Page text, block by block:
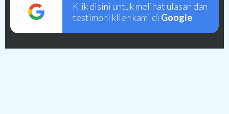
Klik disini untuk melihat ulasan dan
testimoni klien kami di Google